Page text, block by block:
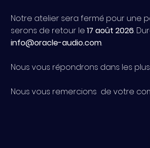
​Notre atelier sera fermé pour une
serons de retour le 17 août 2026.
info@oracle-audio.com.
Nous vous répondrons dans les
​​Nous vous remercions de votre